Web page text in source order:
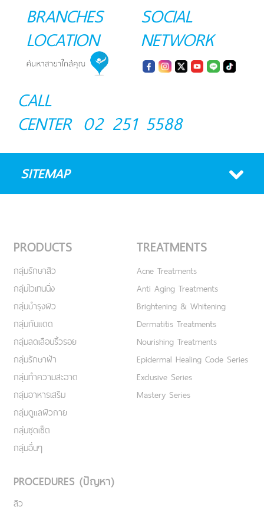
BRANCHES
LOCATION
SOCIAL
NETWORK
CALL
CENTER 02 251 5588
SITEMAP
PRODUCTS
กลุ่มรักษาสิว
กลุ่มไวเทนนิ่ง
กลุ่มบำรุงผิว
กลุ่มกันแดด
กลุ่มลดเลือนริ้วรอย
กลุ่มรักษาฝ้า
กลุ่มทำความสะอาด
กลุ่มอาหารเสริม
กลุ่มดูแลผิวกาย
กลุ่มชุดเซ็ต
กลุ่มอื่นๆ
TREATMENTS
Acne Treatments
Anti Aging Treatments
Brightening & Whitening
Dermatitis Treatments
Nourishing Treatments
Epidermal Healing Code Series
Exclusive Series
Mastery Series
PROCEDURES (ปัญหา)
สิว